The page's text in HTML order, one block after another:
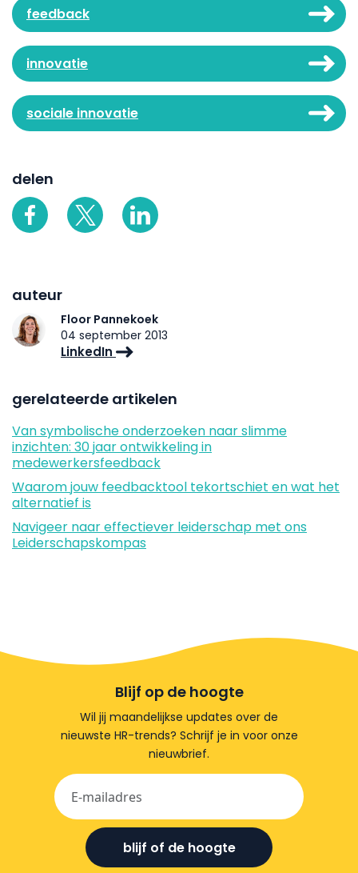
feedback
innovatie
sociale innovatie
delen
auteur
Floor Pannekoek
04 september 2013
LinkedIn
gerelateerde artikelen
Van symbolische onderzoeken naar slimme
inzichten: 30 jaar ontwikkeling in
medewerkersfeedback
Waarom jouw feedbacktool tekortschiet en wat het
alternatief is
Navigeer naar effectiever leiderschap met ons
Leiderschapskompas
Blijf op de hoogte
Wil jij maandelijkse updates over de
nieuwste HR-trends? Schrijf je in voor onze
nieuwbrief.
blijf of de hoogte